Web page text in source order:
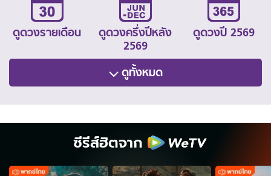
ดูดวงรายเดือน
ดูดวงครึ่งปีหลัง
2569
ดูดวงปี 2569
ดูทั้งหมด
ซีรีส์ฮิตจาก